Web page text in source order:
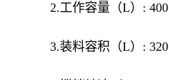
2.工作容量（L）: 400
3.装料容积（L）: 320